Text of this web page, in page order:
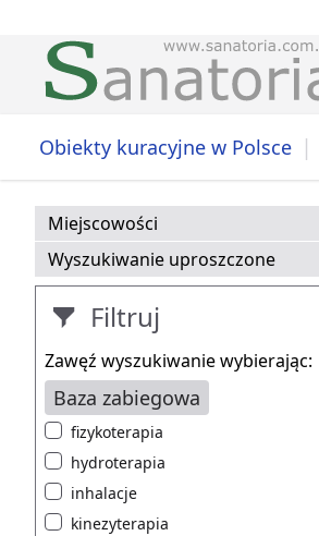
Obiekty kuracyjne w Polsce |
Miejscowości
Wyszukiwanie uproszczone
Filtruj
Zawęź wyszukiwanie wybierając:
Baza zabiegowa
fizykoterapia
hydroterapia
inhalacje
kinezyterapia